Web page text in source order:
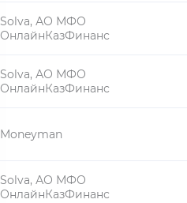
Solva, АО МФО
ОнлайнКазФинанс
Solva, АО МФО
ОнлайнКазФинанс
Moneyman
Solva, АО МФО
ОнлайнКазФинанс